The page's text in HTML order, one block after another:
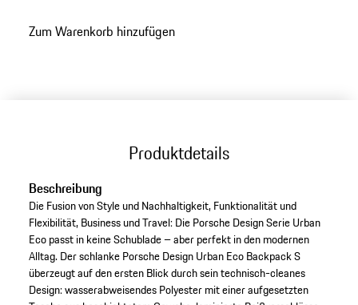
Zum Warenkorb hinzufügen
Produktdetails
Beschreibung
Die Fusion von Style und Nachhaltigkeit, Funktionalität und
Flexibilität, Business und Travel: Die Porsche Design Serie Urban
Eco passt in keine Schublade – aber perfekt in den modernen
Alltag. Der schlanke Porsche Design Urban Eco Backpack S
überzeugt auf den ersten Blick durch sein technisch-cleanes
Design: wasserabweisendes Polyester mit einer aufgesetzten